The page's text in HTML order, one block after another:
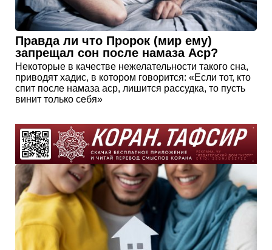
Правда ли что Пророк (мир ему)
запрещал сон после намаза Аср?
Некоторые в качестве нежелательности такого сна,
приводят хадис, в котором говорится: «Если тот, кто
спит после намаза аср, лишится рассудка, то пусть
винит только себя»